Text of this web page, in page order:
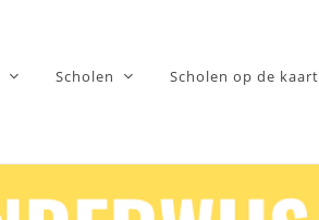
Scholen Scholen op de kaart